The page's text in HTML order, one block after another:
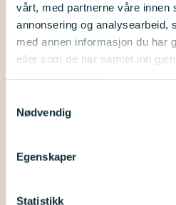
vårt, med partnerne våre innen
annonsering og analysearbeid,
med annen informasjon du har
eller som de har samlet inn
Nødvendig
Egenskaper
Statistikk
at noen voksne
Downs syndrom
tilgang til sine
på Helsenorge,
betalt regningene
ikke får gitt den